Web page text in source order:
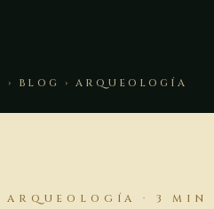
› BLOG › ARQUEOLOGÍA
ARQUEOLOGÍA · 3 MIN